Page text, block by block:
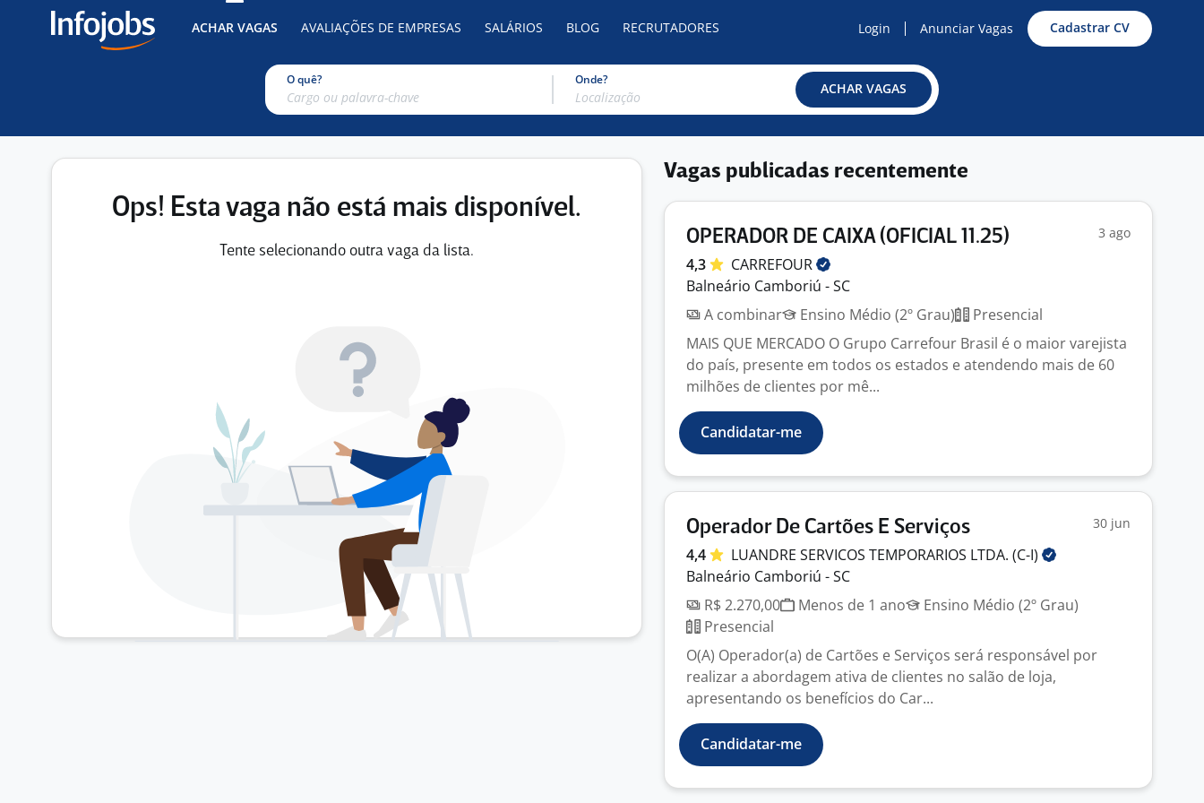
ACHAR VAGAS AVALIAÇÕES DE EMPRESAS SALÁRIOS BLOG RECRUTADORES Login Anunciar Vagas Cadastrar CV
O quê? Onde?
ACHAR VAGAS
Ops! Esta vaga não está mais disponível.
Tente selecionando outra vaga da lista.
Vagas publicadas recentemente
OPERADOR DE CAIXA (OFICIAL 11.25) 3 ago
4,3
CARREFOUR
Balneário Camboriú - SC
A combinar
Ensino Médio (2º Grau)
Presencial
MAIS QUE MERCADO O Grupo Carrefour Brasil é o maior varejista
do país, presente em todos os estados e atendendo mais de 60
milhões de clientes por mê...
Candidatar-me
Operador De Cartões E Serviços 30 jun
4,4 LUANDRE SERVICOS TEMPORARIOS LTDA. (C-I)
Balneário Camboriú - SC
R$ 2.270,00
Menos de 1 ano
Ensino Médio (2º Grau)
Presencial
O(A) Operador(a) de Cartões e Serviços será responsável por
realizar a abordagem ativa de clientes no salão de loja,
apresentando os benefícios do Car...
Candidatar-me